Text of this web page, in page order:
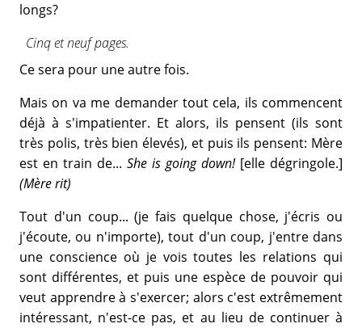
longs?
Cinq et neuf pages.
Ce sera pour une autre fois.
Mais on va me demander tout cela, ils commencent
déjà à s'impatienter. Et alors, ils pensent (ils sont
très polis, très bien élevés), et puis ils pensent: Mère
est en train de... She is going down![elle dégringole.]
(Mère rit)
Tout d'un coup... (je fais quelque chose, j'écris ou
j'écoute, ou n'importe), tout d'un coup, j'entre dans
une conscience où je vois toutes les relations qui
sont différentes, et puis une espèce de pouvoir qui
veut apprendre à s'exercer; alors c'est extrêmement
intéressant, n'est-ce pas, et au lieu de continuer à